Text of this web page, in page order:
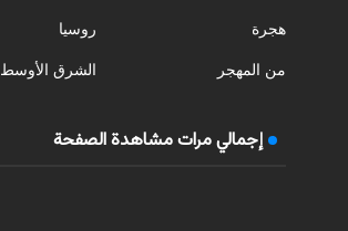
هجرة
من المهجر
روسيا
الشرق الأوسط
إجمالي مرات مشاهدة الصفحة